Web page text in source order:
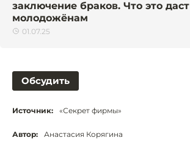
заключение браков. Что это даст
молодожёнам
01.07.25
Обсудить
Источник: «Секрет фирмы»
Автор: Анастасия Корягина